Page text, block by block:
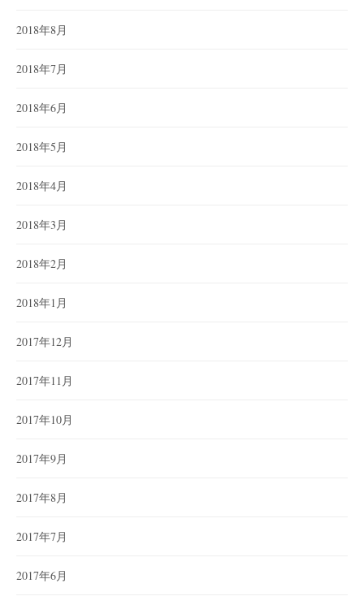
2018年8月
2018年7月
2018年6月
2018年5月
2018年4月
2018年3月
2018年2月
2018年1月
2017年12月
2017年11月
2017年10月
2017年9月
2017年8月
2017年7月
2017年6月